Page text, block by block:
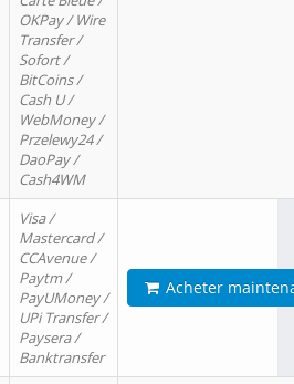
OKPay / Wire
Transfer /
Sofort /
BitCoins /
Cash U /
WebMoney /
Przelewy24 /
DaoPay /
Cash4WM
Visa /
Mastercard /
CCAvenue /
Paytm /
PayUMoney /
UPi Transfer /
Paysera /
Banktransfer
Acheter